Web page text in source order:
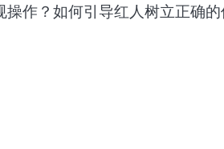
作？如何引导红人树立正确